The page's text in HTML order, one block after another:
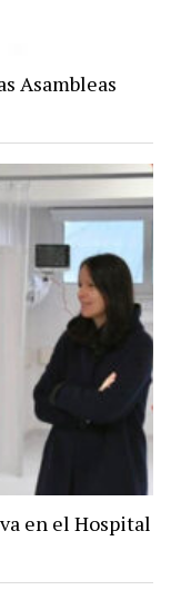
Asambleas
en el Hospital